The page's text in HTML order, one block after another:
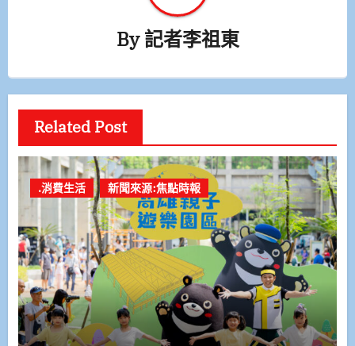
By記者李祖東
Related Post
.消費生活 新聞來源:焦點時報